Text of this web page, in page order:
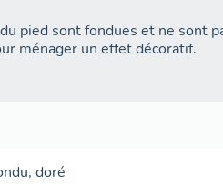
pied sont fondues et ne sont
ménager un effet décoratif.
,doré